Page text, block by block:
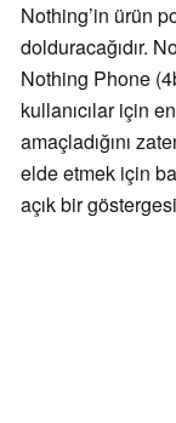
Nothing’in ürün
dolduracağıdır.
Nothing Phone
kullanıcılar için
amaçladığını
elde etmek için
açık bir